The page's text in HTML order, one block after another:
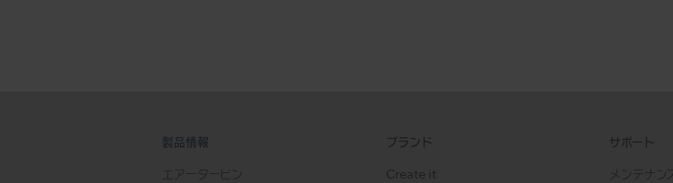
製品情報
エアータービン
ブランド
Create it
サポート
メンテナン